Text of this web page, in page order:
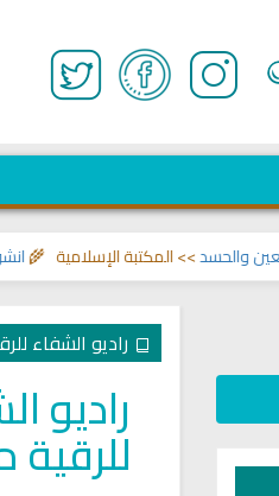
انشودة>> المكتبة الإسلامية 🌾
راديو الشفاء
راديو
للرقية